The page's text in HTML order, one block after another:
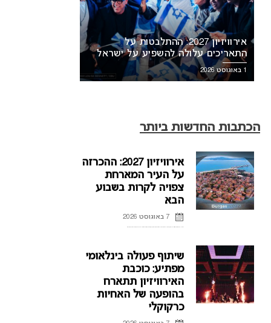
ההתלבטות על
על
אירוויזיון 2027: ההתלבטות על
התאריכים עלולה להשפיע על ישראל
1 באוגוסט 2026
הכתבות החדשות ביותר
אירוויזיון 2027: ההכרזה
על העיר המארחת
צפויה לקרות בשבוע
הבא
7 באוגוסט 2026
שיתוף פעולה בינלאומי
מפתיע: כוכבת
האירוויזיון תתארח
בהופעה של האחיות
כרקוקלי